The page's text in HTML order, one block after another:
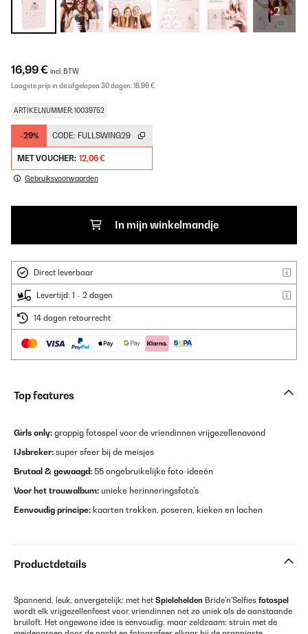
+2
16,99 € incl. BTW
Laagste prijs in de afgelopen 30 dagen:16,99 €
ARTIKELNUMMER: 10039752
-29% CODE: FULLSWING29
MET VOUCHER: 12,06 €
Gebruiksvoorwaarden
In mijn winkelmandje
Direct leverbaar
Levertijd: 1 - 2 dagen
14 dagen retourrecht
Top features
Girls only: grappig fotospel voor de vriendinnen vrijgezellenavond
IJsbreker: super sfeer bij de meisjes
Brutaal & gewaagd: 55 ongebruikelijke foto-ideeën
Voor het trouwalbum: unieke herinneringsfoto's
Eenvoudig principe: kaarten trekken, poseren, kieken en lachen
Productdetails
Spannend, leuk, onvergetelijk: met het Spielehelden Bride'n'Selfies fotospel
wordt elk vrijgezellenfeest voor vriendinnen net zo uniek als de aanstaande
bruiloft. Het ongewone idee is eenvoudig, maar zeldzaam: struin met de